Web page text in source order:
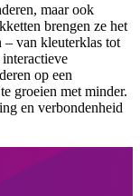
maar ook
brengen ze het
– van kleuterklas tot
op een
groeien met minder.
en verbondenheid